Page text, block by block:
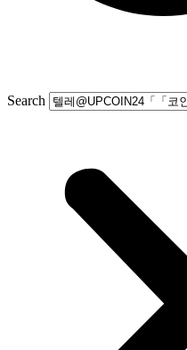
Search